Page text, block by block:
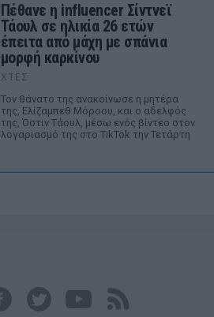
Πέθανε η influencer Σίντνεϊ
Τάουλ σε ηλικία 26 ετών
έπειτα από μάχη με σπάνια
μορφή καρκίνου
ΧΤΕΣ
Τον θάνατο της ανακοίνωσε η μητέρα
της, Ελίζαμπεθ Μόροου, και ο αδελφός
της, Όστιν Τάουλ, μέσω ενός βίντεο στον
λογαριασμό της στο TikTok την Τετάρτη